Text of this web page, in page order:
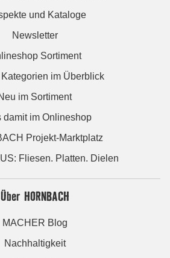
und Kataloge
Newsletter
Sortiment
im Überblick
im Sortiment
damit im Onlineshop
Projekt-Marktplatz
Fliesen. Platten. Dielen
Über HORNBACH
MACHER Blog
Nachhaltigkeit